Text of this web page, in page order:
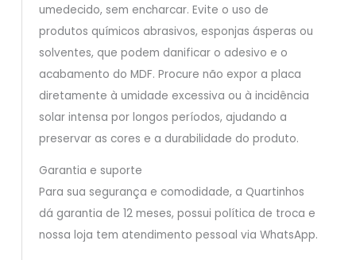
umedecido, sem encharcar. Evite o uso de
produtos químicos abrasivos, esponjas ásperas ou
solventes, que podem danificar o adesivo e o
acabamento do MDF. Procure não expor a placa
diretamente à umidade excessiva ou à incidência
solar intensa por longos períodos, ajudando a
preservar as cores e a durabilidade do produto.
Garantia e suporte
Para sua segurança e comodidade, a Quartinhos
dá garantia de 12 meses, possui política de troca e
nossa loja tem atendimento pessoal via WhatsApp.